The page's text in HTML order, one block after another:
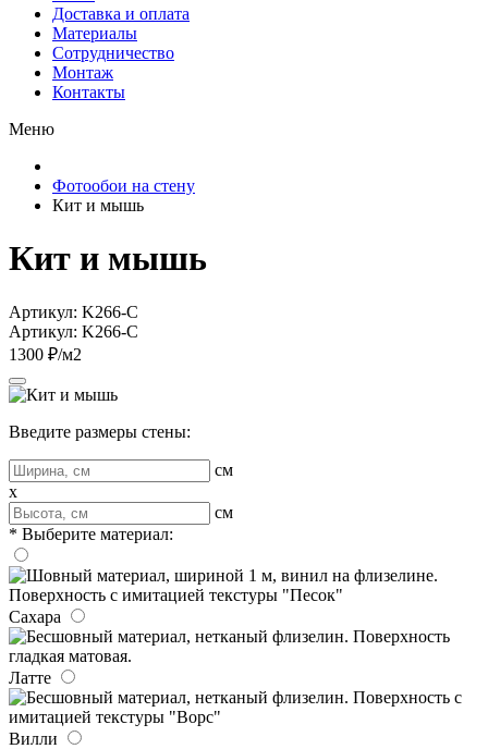
Доставка и оплата
Материалы
Сотрудничество
Монтаж
Контакты
Меню
Фотообои на стену
Кит и мышь
Кит и мышь
Артикул: K266-C
Артикул: K266-C
1300 ₽/м2
Введите размеры стены:
см
x
см
* Выберите материал:
Сахара
Латте
Вилли